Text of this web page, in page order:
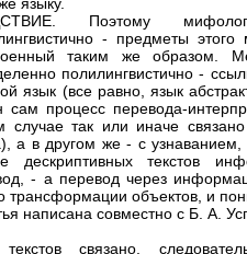
Поэтому
- предметы
таким же образом.
полилингвистично -
язык (все равно, язык
сам процесс перевода-
случае так или иначе
а в другом же - с узнаванием,
дескриптивных текстов
- а перевод через
трансформации объектов, и
написана совместно с Б. А.
текстов связано,